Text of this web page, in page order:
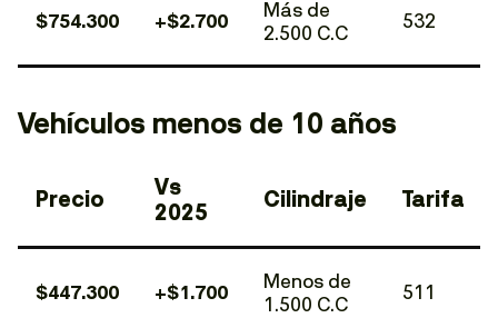
$754.300 +$2.700
Más de
2.500 C.C
532
Vehículos menos de 10 años
Precio
Vs
2025
Cilindraje Tarifa
$447.300 +$1.700
Menos de
1.500 C.C
511